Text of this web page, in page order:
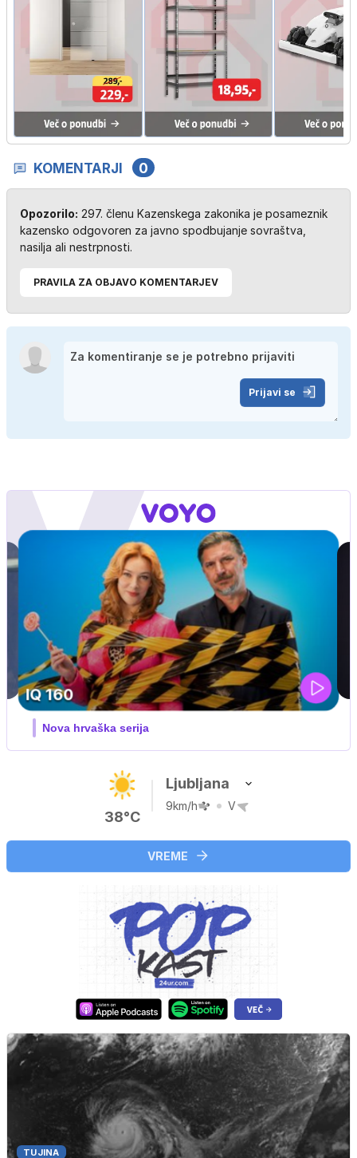
KOMENTARJI 0
Opozorilo: 297. členu Kazenskega zakonika je posameznik
kazensko odgovoren za javno spodbujanje sovraštva,
nasilja ali nestrpnosti.
PRAVILA ZA OBJAVO KOMENTARJEV
Prijavi se
DOSJE JARAK
3. sezona dokumentarne serije
38°C
Ljubljana
9km/h V
VREME
TUJINA